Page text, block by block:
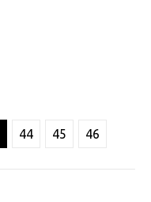
44 45 46